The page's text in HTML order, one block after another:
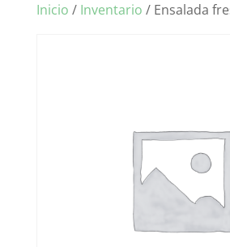
Inicio / Inventario / Ensalada